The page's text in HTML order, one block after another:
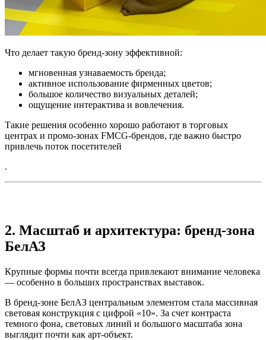
Что делает такую бренд-зону эффективной:
мгновенная узнаваемость бренда;
активное использование фирменных цветов;
большое количество визуальных деталей;
ощущение интерактива и вовлечения.
Такие решения особенно хорошо работают в торговых
центрах и промо-зонах FMCG-брендов, где важно быстро
привлечь поток посетителей
.
2. Масштаб и архитектура: бренд-зона
БелАЗ
Крупные формы почти всегда привлекают внимание человека
— особенно в больших пространствах выставок.
В бренд-зоне БелАЗ центральным элементом стала массивная
световая конструкция с цифрой «10». За счет контраста
темного фона, световых линий и большого масштаба зона
выглядит почти как арт-объект.